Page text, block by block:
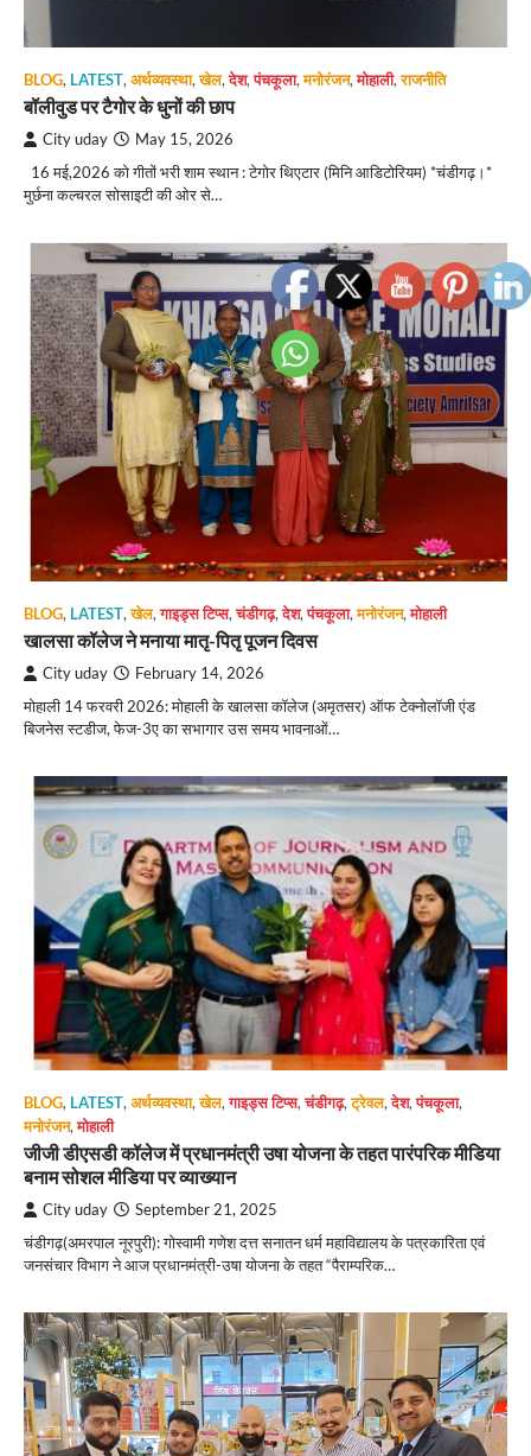
BLOG, LATEST, अर्थव्यवस्था,खेल,देश,पंचकूला,मनोरंजन,मोहाली,राजनीति
बॉलीवुड पर टैगोर के धुनों की छाप
City uday May 15, 2026
16 मई,2026 को गीतों भरी शाम स्थान : टेगोर थिएटार (मिनि आडिटोरियम) *चंडीगढ़।*
मुर्छना कल्चरल सोसाइटी की ओर से…
BLOG, LATEST,खेल,गाइड्स टिप्स,चंडीगढ़,देश,पंचकूला,मनोरंजन,मोहाली
खालसा कॉलेज ने मनाया मातृ-पितृ पूजन दिवस
City uday February 14, 2026
मोहाली 14 फरवरी 2026: मोहाली के खालसा कॉलेज (अमृतसर) ऑफ टेक्नोलॉजी एंड
बिजनेस स्टडीज, फेज-3ए का सभागार उस समय भावनाओं…
BLOG, LATEST, अर्थव्यवस्था,खेल,गाइड्स टिप्स,चंडीगढ़,ट्रेवल,देश,पंचकूला,
मनोरंजन,मोहाली
जीजी डीएसडी कॉलेज में प्रधानमंत्री उषा योजना के तहत पारंपरिक मीडिया
बनाम सोशल मीडिया पर व्याख्यान
City uday September 21, 2025
चंडीगढ़(अमरपाल नूरपुरी): गोस्वामी गणेश दत्त सनातन धर्म महाविद्यालय के पत्रकारिता एवं
जनसंचार विभाग ने आज प्रधानमंत्री-उषा योजना के तहत “पैराम्परिक…